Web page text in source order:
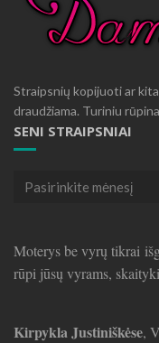
Straipsnių kopijuoti ar
draudžiama. Turiniu
SENI STRAIPSNIAI
Seni
Moterys be vyrų tikrai
rūpi jūsų vyrams,
Kirpykla Justiniškėse,